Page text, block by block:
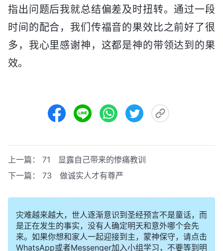
指出问题后我就总结偏差及时扭转。通过一段
时间的配合，我们传福音的果效比之前好了很
多，我心里感谢神，这都是神的带领达到的果
效。
上一篇： 71 显露自己带来的惨痛教训
下一篇： 73 做诚实人才有尊严
灾难越来越大，世人逐渐意识到圣经预言不是童话，而
是正在发生的事实，没有人确定明天和意外哪个会先
来。如果你想和家人一起迎接到主，蒙神保守，请点击
WhatsApp或者Messenger加入小组学习，不要等到明